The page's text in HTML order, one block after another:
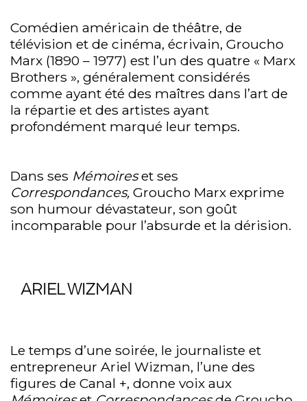
Comédien américain de théâtre, de
télévision et de cinéma, écrivain, Groucho
Marx (1890 – 1977) est l’un des quatre « Marx
Brothers », généralement considérés
comme ayant été des maîtres dans l’art de
la répartie et des artistes ayant
profondément marqué leur temps.
Dans ses Mémoireset ses
Correspondances, Groucho Marx exprime
son humour dévastateur, son goût
incomparable pour l’absurde et la dérision.
ARIEL WIZMAN
Le temps d’une soirée, le journaliste et
entrepreneur Ariel Wizman, l’une des
figures de Canal +, donne voix aux